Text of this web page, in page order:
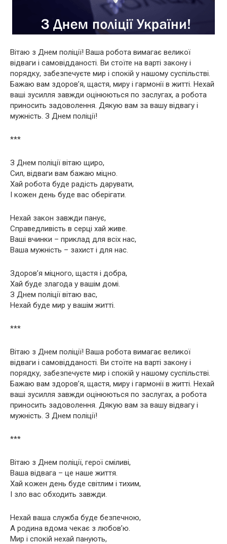
Вітаю з Днем поліції! Ваша робота вимагає великої
відваги і самовідданості. Ви стоїте на варті закону і
порядку, забезпечуєте мир і спокій у нашому суспільстві.
Бажаю вам здоров’я, щастя, миру і гармонії в житті. Нехай
ваші зусилля завжди оцінюються по заслугах, а робота
приносить задоволення. Дякую вам за вашу відвагу і
мужність. З Днем поліції!
***
З Днем поліції вітаю щиро,
Сил, відваги вам бажаю міцно.
Хай робота буде радість дарувати,
І кожен день буде вас оберігати.
Нехай закон завжди панує,
Справедливість в серці хай живе.
Ваші вчинки – приклад для всіх нас,
Ваша мужність – захист і для нас.
Здоров’я міцного, щастя і добра,
Хай буде злагода у вашім домі.
З Днем поліції вітаю вас,
Нехай буде мир у вашім житті.
***
Вітаю з Днем поліції! Ваша робота вимагає великої
відваги і самовідданості. Ви стоїте на варті закону і
порядку, забезпечуєте мир і спокій у нашому суспільстві.
Бажаю вам здоров’я, щастя, миру і гармонії в житті. Нехай
ваші зусилля завжди оцінюються по заслугах, а робота
приносить задоволення. Дякую вам за вашу відвагу і
мужність. З Днем поліції!
***
Вітаю з Днем поліції, герої сміливі,
Ваша відвага – це наше життя.
Хай кожен день буде світлим і тихим,
І зло вас обходить завжди.
Нехай ваша служба буде безпечною,
А родина вдома чекає з любов’ю.
Мир і спокій нехай панують,